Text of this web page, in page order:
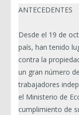
ANTECEDENTES
Desde el 19 de
país, han tenido
contra la
un gran número
trabajadores
el Ministerio de
cumplimiento de